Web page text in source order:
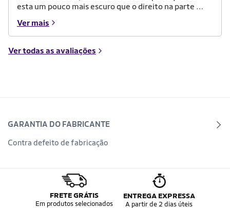
esta um pouco mais escuro que o direito na parte da
cheiro forte quando chega, cheiro meio de alcool
mas depois que tirei da caixa nao tive problemas
com o cheiro nao
Ver mais
Ver todas as avaliações
GARANTIA DO FABRICANTE
Contra defeito de fabricação
FRETE GRÁTIS
Em produtos selecionados
ENTREGA EXPRESSA
A partir de 2 dias úteis